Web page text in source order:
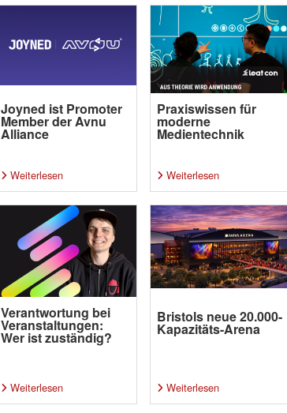
Joyned ist Promoter
Member der Avnu
Alliance
Weiterlesen
Praxiswissen für
moderne
Medientechnik
Weiterlesen
Verantwortung bei
Veranstaltungen:
Wer ist zuständig?
Weiterlesen
Bristols neue 20.000-
Kapazitäts-Arena
Weiterlesen